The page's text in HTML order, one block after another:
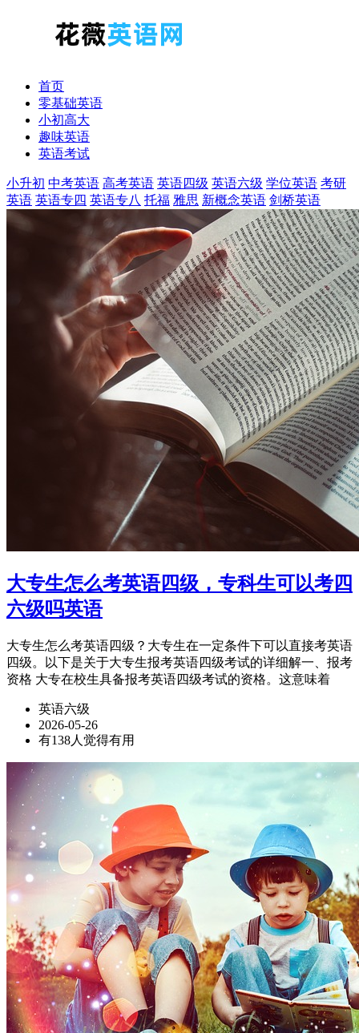
首页
零基础英语
小初高大
趣味英语
英语考试
小升初 中考英语 高考英语 英语四级 英语六级 学位英语 考研
英语 英语专四 英语专八 托福 雅思 新概念英语 剑桥英语
大专生怎么考英语四级，专科生可以考四
六级吗英语
大专生怎么考英语四级？大专生在一定条件下可以直接考英语
四级。以下是关于大专生报考英语四级考试的详细解一、报考
资格 大专在校生具备报考英语四级考试的资格。这意味着
英语六级
2026-05-26
有138人觉得有用